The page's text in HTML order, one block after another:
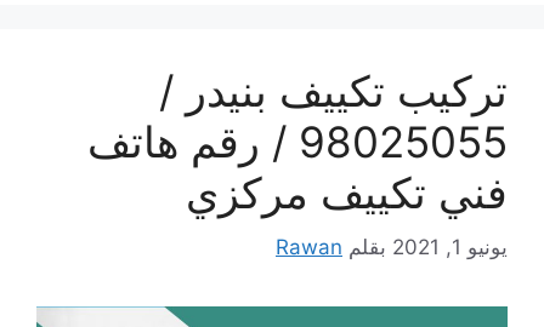
تركيب تكييف بنيدر /
98025055 / رقم هاتف
فني تكييف مركزي
يونيو 1, 2021 بقلم Rawan